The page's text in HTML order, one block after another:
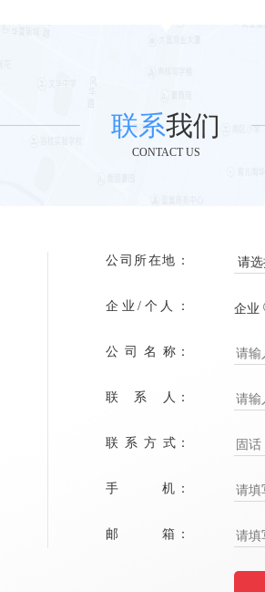
联系我们
CONTACT US
公司所在地：
企业/个人： 企业
公 司 名 称：
联 系 人：
联 系 方 式：
手 机：
邮 箱：